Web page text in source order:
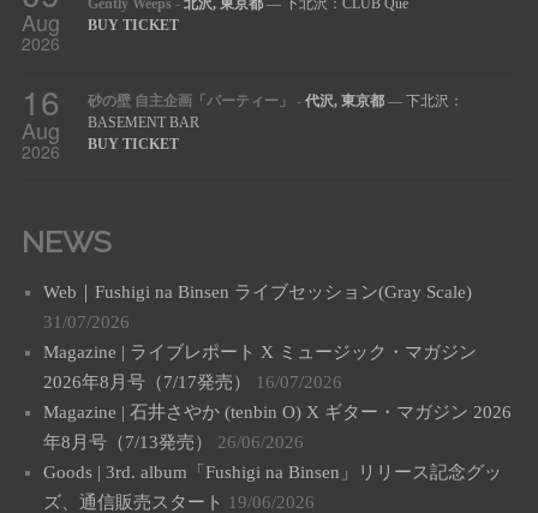
Aug
2026
Gently Weeps - 北沢, 東京都— 下北沢：CLUB Que
BUY TICKET
16
Aug
2026
砂の壁 自主企画「パーティー」 - 代沢, 東京都— 下北沢：
BASEMENT BAR
BUY TICKET
NEWS
Web｜Fushigi na Binsen ライブセッション(Gray Scale)
31/07/2026
Magazine | ライブレポート X ミュージック・マガジン
2026年8月号（7/17発売）
16/07/2026
Magazine | 石井さやか (tenbin O) X ギター・マガジン 2026
年8月号（7/13発売）
26/06/2026
Goods | 3rd. album「Fushigi na Binsen」リリース記念グッ
ズ、通信販売スタート
19/06/2026